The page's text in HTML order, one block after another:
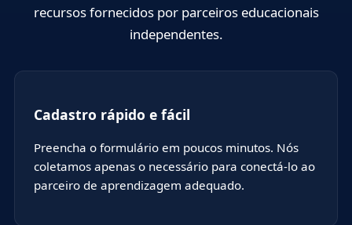
recursos fornecidos por parceiros educacionais
independentes.
Cadastro rápido e fácil
Preencha o formulário em poucos minutos. Nós
coletamos apenas o necessário para conectá-lo ao
parceiro de aprendizagem adequado.